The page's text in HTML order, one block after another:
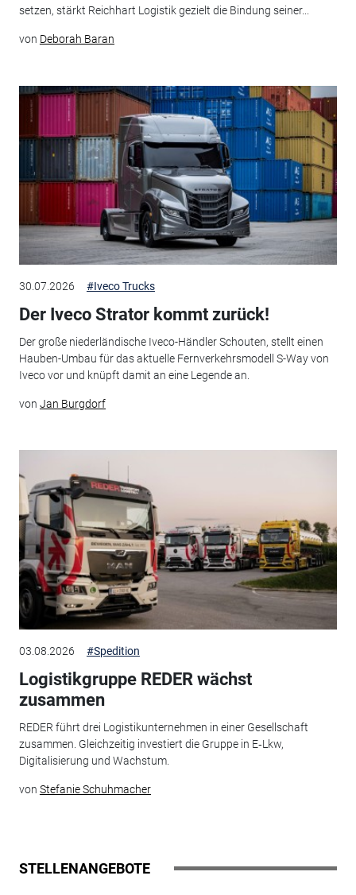
setzen, stärkt Reichhart Logistik gezielt die Bindung seiner...
von Deborah Baran
30.07.2026 #Iveco Trucks
Der Iveco Strator kommt zurück!
Der große niederländische Iveco-Händler Schouten, stellt einen
Hauben-Umbau für das aktuelle Fernverkehrsmodell S-Way von
Iveco vor und knüpft damit an eine Legende an.
von Jan Burgdorf
03.08.2026 #Spedition
Logistikgruppe REDER wächst
zusammen
REDER führt drei Logistikunternehmen in einer Gesellschaft
zusammen. Gleichzeitig investiert die Gruppe in E‑Lkw,
Digitalisierung und Wachstum.
von Stefanie Schuhmacher
STELLENANGEBOTE